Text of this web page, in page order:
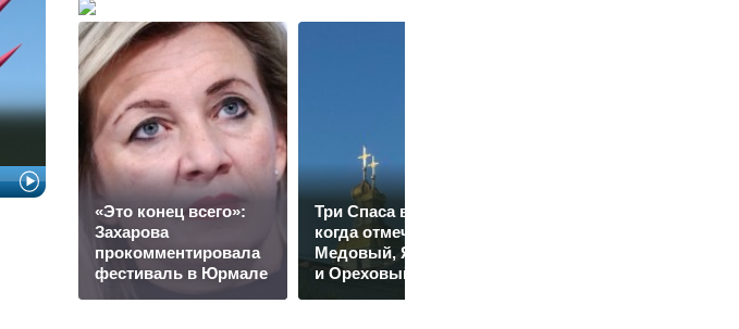
«Это конец всего»:
Захарова
прокомментировала
фестиваль в Юрмале
Три Спаса в августе:
когда отмечают
Медовый, Яблочный
и Ореховый